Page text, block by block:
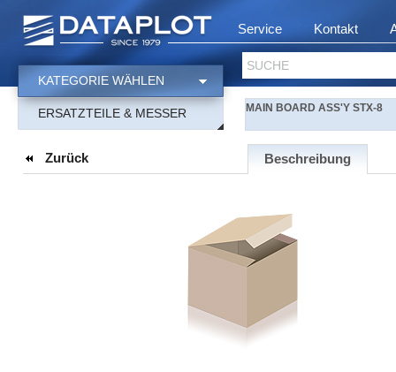
Service Kontakt
SUCHE
KATEGORIE WÄHLEN
ERSATZTEILE & MESSER MAIN BOARD ASS'Y STX-8
Zurück Beschreibung